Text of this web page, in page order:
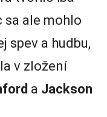
sa ale mohlo
spev a hudbu,
v zložení
a Jackson